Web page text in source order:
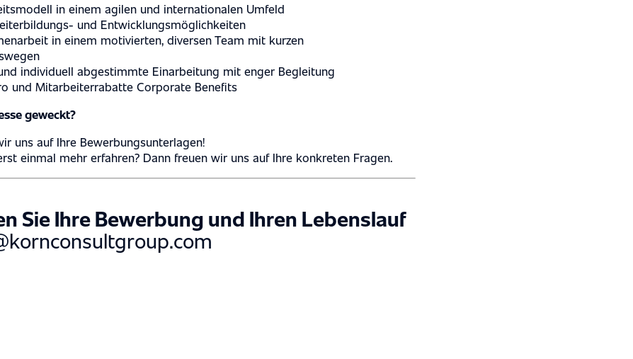
in einem agilen und internationalen Umfeld
und Entwicklungsmöglichkeiten
in einem motivierten, diversen Team mit kurzen
individuell abgestimmte Einarbeitung mit enger Begleitung
und Mitarbeiterrabatte Corporate Benefits
geweckt?
uns auf Ihre Bewerbungsunterlagen!
einmal mehr erfahren? Dann freuen wir uns auf Ihre konkreten Fragen.
Sie Ihre Bewerbung und Ihren Lebenslauf